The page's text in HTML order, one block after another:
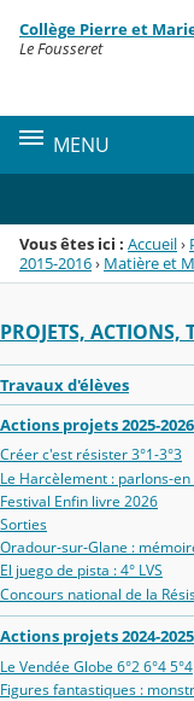
Menu de la
Contenu
Collège Pierre et
Le Fousseret
MENU
Vous êtes ici : Accueil›
2015-2016› Matière et
PROJETS, ACTIONS,
Travaux d'élèves
Actions projets 2025-2026
Créer c'est résister 3°1-3°3
Le Harcèlement : parlons-en
Festival Enfin livre 2026
Sorties
Oradour‑sur‑Glane :
El juego de pista : 4° LVS
Concours national de la
Actions projets 2024-2025
Le Vendée Globe 6°2 6°4 5°4
Figures fantastiques :